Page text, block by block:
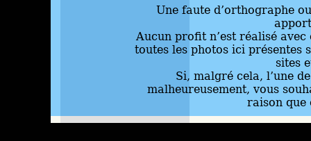
Une faute d’orthographe
Aucun profit n’est réalisé
toutes les photos ici présentes
sites
Si, malgré cela, l’une
malheureusement, vous
raison que